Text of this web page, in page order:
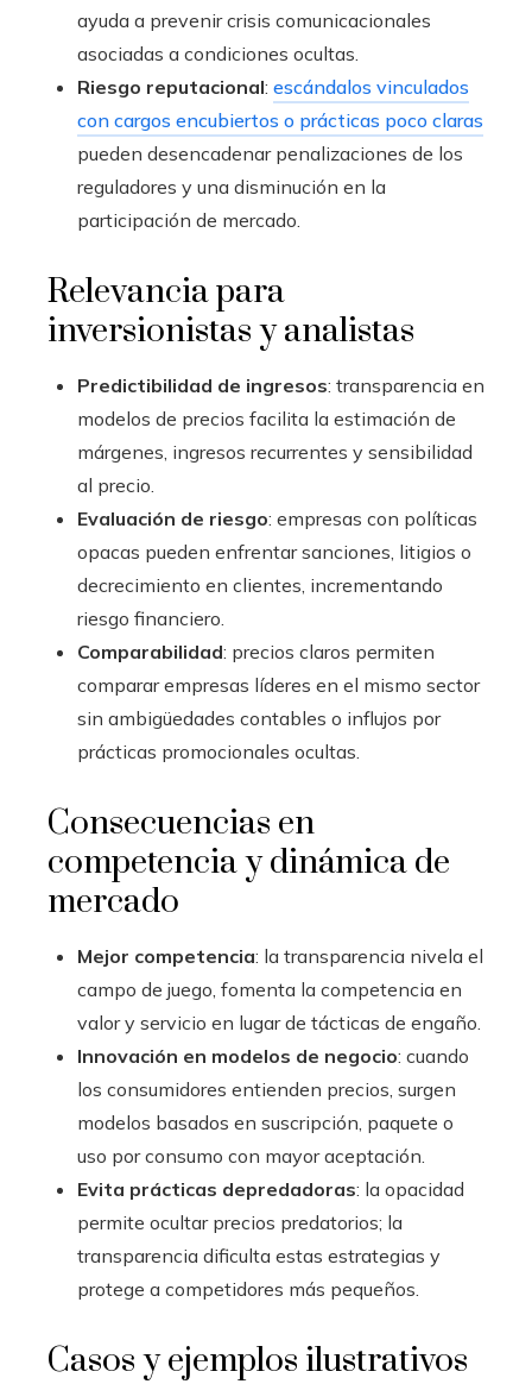
ayuda a prevenir crisis comunicacionales
asociadas a condiciones ocultas.
Riesgo reputacional: escándalos vinculados
con cargos encubiertos o prácticas poco claras
pueden desencadenar penalizaciones de los
reguladores y una disminución en la
participación de mercado.
Relevancia para
inversionistas y analistas
Predictibilidad de ingresos: transparencia en
modelos de precios facilita la estimación de
márgenes, ingresos recurrentes y sensibilidad
al precio.
Evaluación de riesgo: empresas con políticas
opacas pueden enfrentar sanciones, litigios o
decrecimiento en clientes, incrementando
riesgo financiero.
Comparabilidad: precios claros permiten
comparar empresas líderes en el mismo sector
sin ambigüedades contables o influjos por
prácticas promocionales ocultas.
Consecuencias en
competencia y dinámica de
mercado
Mejor competencia: la transparencia nivela el
campo de juego, fomenta la competencia en
valor y servicio en lugar de tácticas de engaño.
Innovación en modelos de negocio: cuando
los consumidores entienden precios, surgen
modelos basados en suscripción, paquete o
uso por consumo con mayor aceptación.
Evita prácticas depredadoras: la opacidad
permite ocultar precios predatorios; la
transparencia dificulta estas estrategias y
protege a competidores más pequeños.
Casos y ejemplos ilustrativos